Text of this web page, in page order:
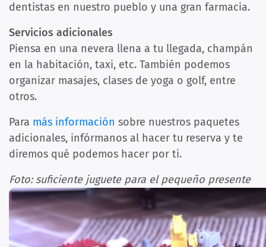
dentistas en nuestro pueblo y una gran farmacia.
Servicios adicionales
Piensa en una nevera llena a tu llegada, champán
en la habitación, taxi, etc. También podemos
organizar masajes, clases de yoga o golf, entre
otros.
Para más información sobre nuestros paquetes
adicionales, infórmanos al hacer tu reserva y te
diremos qué podemos hacer por ti.
Foto: suficiente juguete para el pequeño presente